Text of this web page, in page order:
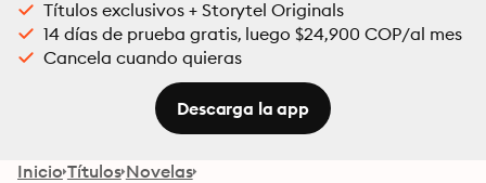
Títulos exclusivos + Storytel Originals
14 días de prueba gratis, luego $24,900 COP/al mes
Cancela cuando quieras
Descarga la app
Inicio Títulos Novelas